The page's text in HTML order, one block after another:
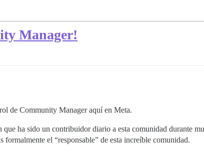
Manager!
de Community Manager aquí en Meta.
ha sido un contribuidor diario a esta comunidad durante
formalmente el “responsable” de esta increíble comunidad.